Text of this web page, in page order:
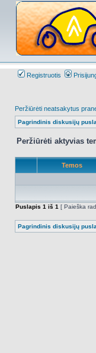
Registruotis
Peržiūrėti neatsakytus
Pagrindinis diskusijų
Peržiūrėti aktyvias
Temos
Puslapis 1 iš 1 [ Paieška
Pagrindinis diskusijų